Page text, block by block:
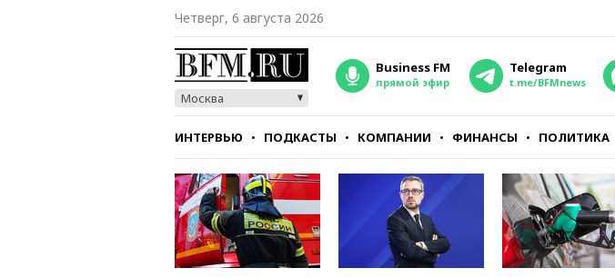
Четверг, 6 августа 2026
Москва
Business FM
прямой эфир
Telegram
t.me/BFMnews
ИНТЕРВЬЮ ПОДКАСТЫ КОМПАНИИ ФИНАНСЫ ПОЛИТИКА
СТИЛЬ ТЕСТЫ